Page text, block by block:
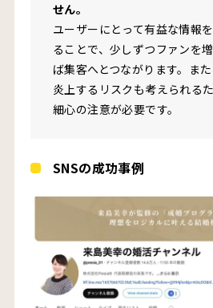
せん。
ユーザーにとって有益な情報
ることで、少しずつファンを
ば集客へとつながります。ま
炎上するリスクも考えられる
細心の注意が必要です。
SNSの成功事例